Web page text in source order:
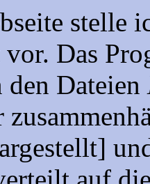
stelle
Das
Dateien